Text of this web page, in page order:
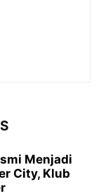
Menjadi
City, Klub